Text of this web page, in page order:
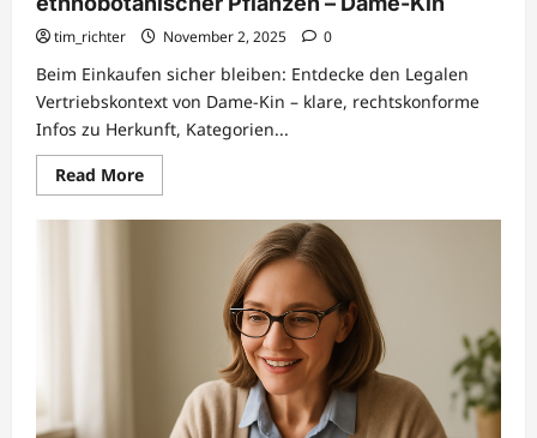
tim_richter November 2, 2025 0
Beim Einkaufen sicher bleiben: Entdecke den Legalen
Vertriebskontext von Dame-Kin – klare, rechtskonforme
Infos zu Herkunft, Kategorien...
Read MoreRead
more
EU-
ethnobotanischer